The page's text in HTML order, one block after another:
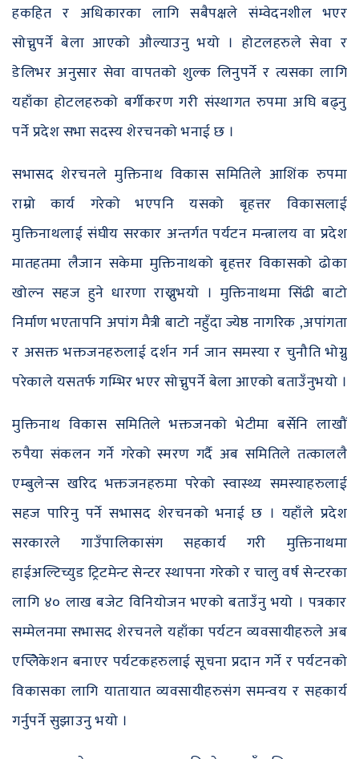
हकहित र अधिकारका लागि सबैपक्षले संम्वेदनशील भएर
सोच्नुपर्ने बेला आएको औल्याउनु भयो । होटलहरुले सेवा र
डेलिभर अनुसार सेवा वापतको शुल्क लिनुपर्ने र त्यसका लागि
यहाँका होटलहरुको बर्गीकरण गरी संस्थागत रुपमा अघि बढ्नु
पर्ने प्रदेश सभा सदस्य शेरचनको भनाई छ ।
सभासद शेरचनले मुक्तिनाथ विकास समितिले आशिंक रुपमा
राम्रो कार्य गरेको भएपनि यसको बृहत्तर विकासलाई
मुक्तिनाथलाई संघीय सरकार अन्तर्गत पर्यटन मन्त्रालय वा प्रदेश
मातहतमा लैजान सकेमा मुक्तिनाथको बृहत्तर विकासको ढोका
खोल्न सहज हुने धारणा राख्नुभयो । मुक्तिनाथमा सिंढी बाटो
निर्माण भएतापनि अपांग मैत्री बाटो नहुँदा ज्येष्ठ नागरिक ,अपांगता
र असक्त भक्तजनहरुलाई दर्शन गर्न जान समस्या र चुनौति भोग्नु
परेकाले यसतर्फ गम्भिर भएर सोच्नुपर्ने बेला आएको बताउँनुभयो ।
मुक्तिनाथ विकास समितिले भक्तजनको भेटीमा बर्सेनि लाखौं
रुपैया संकलन गर्ने गरेको स्मरण गर्दै अब समितिले तत्काललै
एम्बुलेन्स खरिद भक्तजनहरुमा परेको स्वास्थ्य समस्याहरुलाई
सहज पारिनु पर्ने सभासद शेरचनको भनाई छ । यहाँले प्रदेश
सरकारले गाउँपालिकासंग सहकार्य गरी मुक्तिनाथमा
हाईअल्टिच्युड ट्रिटमेन्ट सेन्टर स्थापना गरेको र चालु वर्ष सेन्टरका
लागि ४० लाख बजेट विनियोजन भएको बताउँनु भयो । पत्रकार
सम्मेलनमा सभासद शेरचनले यहाँका पर्यटन व्यवसायीहरुले अब
एप्लिेकेशन बनाएर पर्यटकहरुलाई सूचना प्रदान गर्ने र पर्यटनको
विकासका लागि यातायात व्यवसायीहरुसंग समन्वय र सहकार्य
गर्नुपर्ने सुझाउनु भयो ।